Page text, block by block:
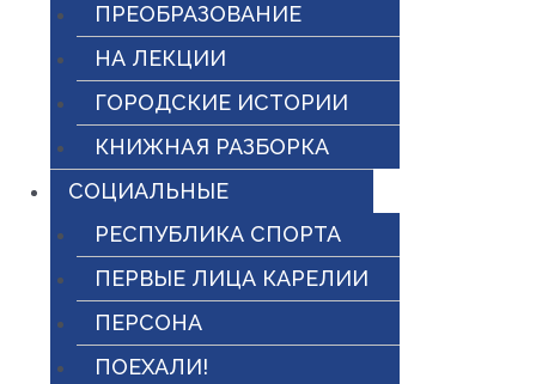
ПРЕОБРАЗОВАНИЕ
НА ЛЕКЦИИ
ГОРОДСКИЕ ИСТОРИИ
КНИЖНАЯ РАЗБОРКА
СОЦИАЛЬНЫЕ
РЕСПУБЛИКА СПОРТА
ПЕРВЫЕ ЛИЦА КАРЕЛИИ
ПЕРСОНА
ПОЕХАЛИ!